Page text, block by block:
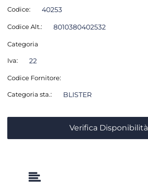
Codice: 40253
Codice Alt.: 8010380402532
Categoria
Iva: 22
Codice Fornitore:
Categoria sta.: BLISTER
Verifica Disponibilità